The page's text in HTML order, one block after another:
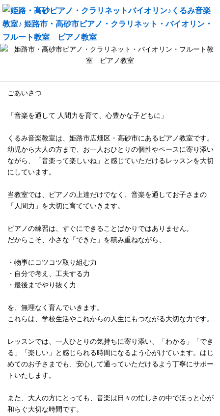
ごあいさつ
「音楽を通して 人間力を育て、心豊かな子どもに」
くるみ音楽教室は、姫路市広畑区・高砂市にあるピアノ教室です。
幼児から大人の方まで、お一人おひとりの個性やペースに寄り添い
ながら、「音楽って楽しいね」と感じていただけるレッスンを大切
にしています。
当教室では、ピアノの上達だけでなく、音楽を通してお子さまの
「人間力」を大切に育てていきます。
ピアノの練習は、すぐにできることばかりではありません。
だからこそ、小さな「できた」を積み重ねながら、
・物事にコツコツ取り組む力
・自分で考え、工夫する力
・最後までやり抜く力
を、無理なく育んでいきます。
これらは、学校生活やこれからの人生にもつながる大切な力です。
レッスンでは、一人ひとりの気持ちに寄り添い、「わかる」「でき
る」「楽しい」と感じられる時間になるよう心がけています。はじ
めてのお子さまでも、安心して通っていただけるよう丁寧にサポー
トいたします。
また、大人の方にとっても、音楽は日々の忙しさの中でほっと心が
和らぐ大切な時間です。